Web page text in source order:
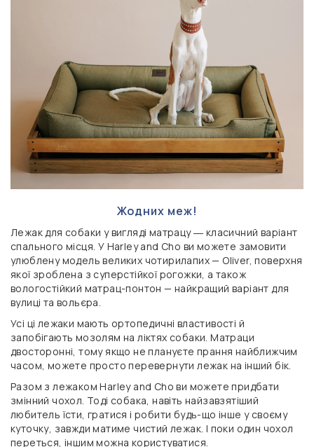
Жодних меж!
Лежак для собаки у вигляді матрацу ― класичний варіант
спального місця. У Harley and Cho ви можете замовити
улюблену модель великих чотирилапих — Oliver, поверхня
якої зроблена з суперстійкої рогожки, а також
вологостійкий матрац-понтон — найкращий варіант для
вулиці та вольєра.
Усі ці лежаки мають ортопедичні властивості й
запобігають мозолям на ліктях собаки. Матраци
двосторонні, тому якщо не плануєте прання найближчим
часом, можете просто перевернути лежак на інший бік.
Разом з лежаком Harley and Cho ви можете придбати
змінний чохол. Тоді собака, навіть найзавзятіший
любитель їсти, гратися і робити будь-що інше у своєму
куточку, завжди матиме чистий лежак. І поки один чохол
переться, іншим можна користуватися.